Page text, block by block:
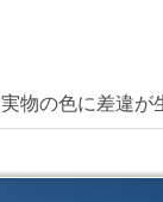
横浜市内 1,100
物の色に差違が